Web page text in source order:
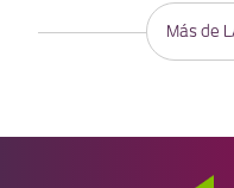
Más de
Ahorro e inversión